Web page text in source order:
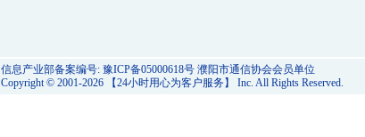
信息产业部备案编号: 豫ICP备05000618号 濮阳市通信协会会员单位
Copyright © 2001-2026 【24小时用心为客户服务】 Inc. All Rights Reserved.